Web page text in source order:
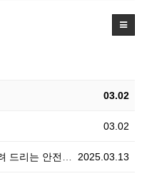
03.02
03.02
2025.03.13
리는 안전공지